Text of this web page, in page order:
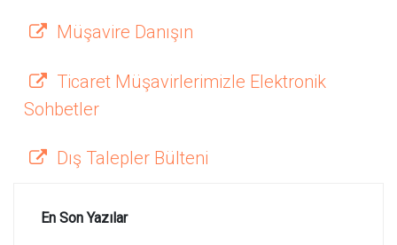
Müşavire Danışın
Ticaret Müşavirlerimizle Elektronik
Sohbetler
Dış Talepler Bülteni
En Son Yazılar